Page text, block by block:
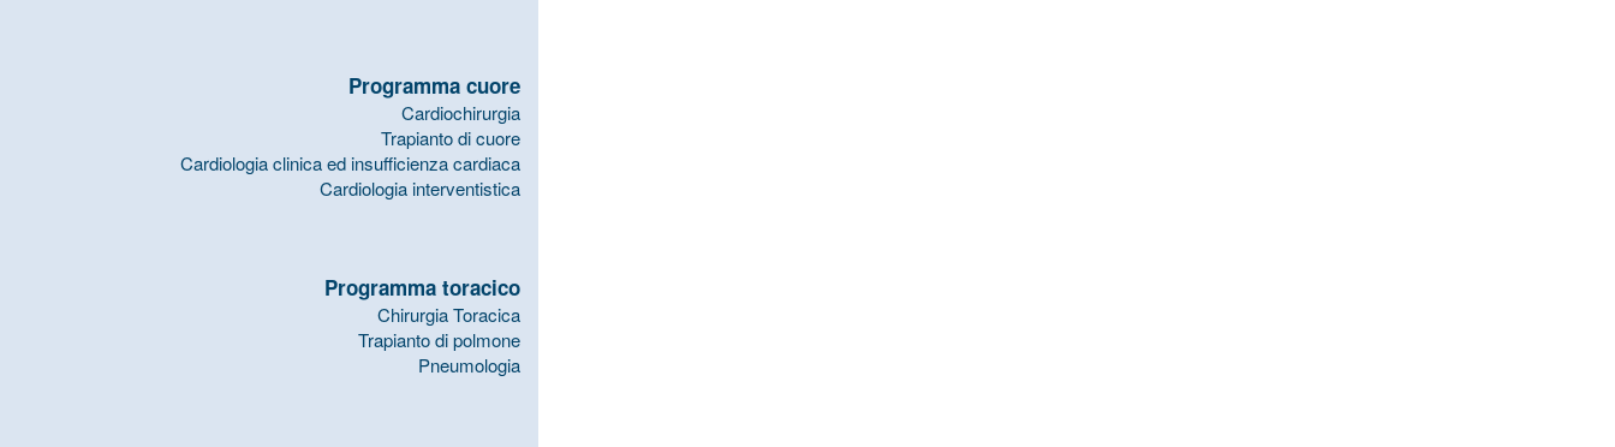
Programma cuore
Cardiochirurgia
Trapianto di cuore
Cardiologia clinica ed insufficienza cardiaca
Cardiologia interventistica
Programma toracico
Chirurgia Toracica
Trapianto di polmone
Pneumologia